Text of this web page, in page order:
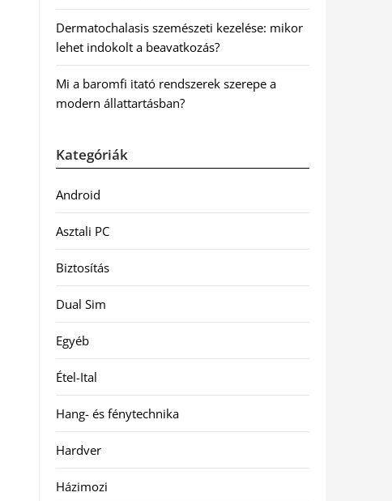
Dermatochalasis szemészeti kezelése: mikor
lehet indokolt a beavatkozás?
Mi a baromfi itató rendszerek szerepe a
modern állattartásban?
Kategóriák
Android
Asztali PC
Biztosítás
Dual Sim
Egyéb
Étel-Ital
Hang- és fénytechnika
Hardver
Házimozi